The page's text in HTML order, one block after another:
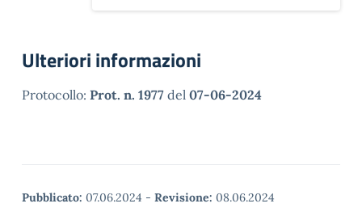
Ulteriori informazioni
Protocollo: Prot. n. 1977 del 07-06-2024
Pubblicato: 07.06.2024 - Revisione: 08.06.2024